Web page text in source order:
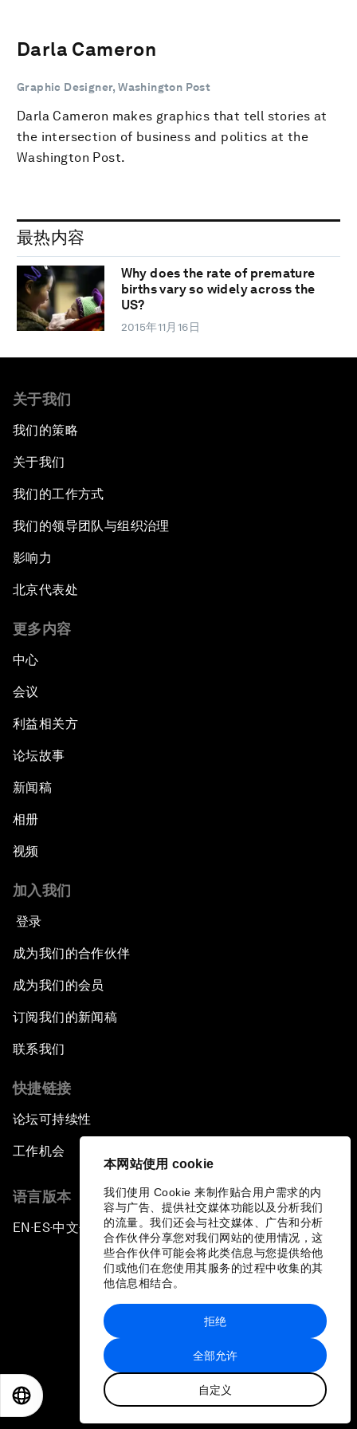
本网站使用 cookie
我们使用 Cookie 来制作贴合用户需求的内
容与广告、提供社交媒体功能以及分析我们
的流量。我们还会与社交媒体、广告和分析
合作伙伴分享您对我们网站的使用情况，这
些合作伙伴可能会将此类信息与您提供给他
们或他们在您使用其服务的过程中收集的其
他信息相结合。
全部允许
自定义
拒绝
Darla Cameron
Graphic Designer, Washington Post
Darla Cameron makes graphics that tell stories at
the intersection of business and politics at the
Washington Post.
最热内容
Why does the rate of premature
births vary so widely across the
US?
2015年11月16日
关于我们
我们的策略
关于我们
我们的工作方式
我们的领导团队与组织治理
影响力
北京代表处
更多内容
中心
会议
利益相关方
论坛故事
新闻稿
相册
视频
加入我们
登录
成为我们的合作伙伴
成为我们的会员
订阅我们的新闻稿
联系我们
快捷链接
论坛可持续性
工作机会
语言版本
EN ▪ ES▪中文▪ 日本語
站点地图
世界经济论坛